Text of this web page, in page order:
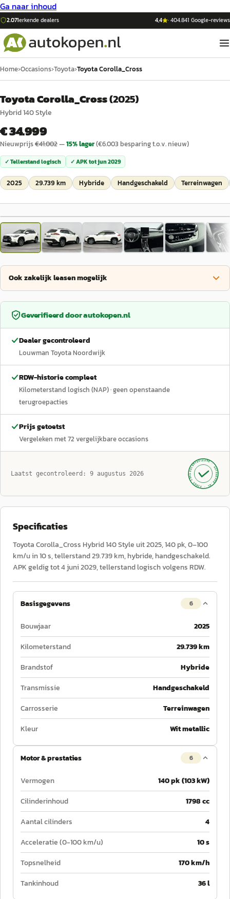
Ga naar inhoud
2.071erkende dealers 4,4 ·404.841 Google-reviews
Home›Occasions›Toyota›Toyota Corolla_Cross
Toyota Corolla_Cross(2025)
Hybrid 140 Style
€ 34.999
Nieuwprijs€41.002—15% lager(€6.003 besparing t.o.v. nieuw)
✓ Tellerstand logisch ✓ APK totjun 2029
2025 29.739 km Hybride Handgeschakeld Terreinwagen
1/26
Ook zakelijk leasen mogelijk
Geverifieerd doorautokopen.nl
Dealer gecontroleerd
Louwman Toyota Noordwijk
RDW-historie compleet
Kilometerstand logisch (NAP)· geen openstaande
terugroepacties
Prijs getoetst
Vergeleken met72 vergelijkbare occasions
Laatst gecontroleerd: 9 augustus 2026 GECONTROLEERD ·
AUTOKOPEN.NL
· SINDS 1999 ·
Specificaties
Toyota Corolla_Cross Hybrid 140 Style uit 2025, 140 pk, 0–100
km/u in 10 s, tellerstand 29.739 km, hybride, handgeschakeld.
APK geldig tot 4 juni 2029, tellerstand logisch volgens RDW.
Basisgegevens 6
Bouwjaar
2025
Kilometerstand
29.739 km
Brandstof
Hybride
Transmissie
Handgeschakeld
Carrosserie
Terreinwagen
Kleur
Wit metallic
Motor & prestaties 6
Vermogen
140 pk (103 kW)
Cilinderinhoud
1798 cc
Aantal cilinders
4
Acceleratie (0-100 km/u)
10 s
Topsnelheid
170 km/h
Tankinhoud
36 l